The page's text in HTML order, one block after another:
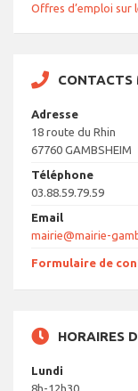
Offres d’emploi sur
CONTACTS
Adresse
18 route du Rhin
67760 GAMBSHEIM
Téléphone
03.88.59.79.59
Email
mairie@mairie-
Formulaire de
HORAIRES
Lundi
8h-12h30